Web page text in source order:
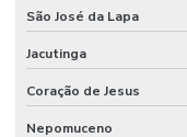
Manutenção preventiva
Manutenção Preventiva
Manutenção Preventiva
São José da Lapa
Jacutinga
Coração de Jesus
Nepomuceno